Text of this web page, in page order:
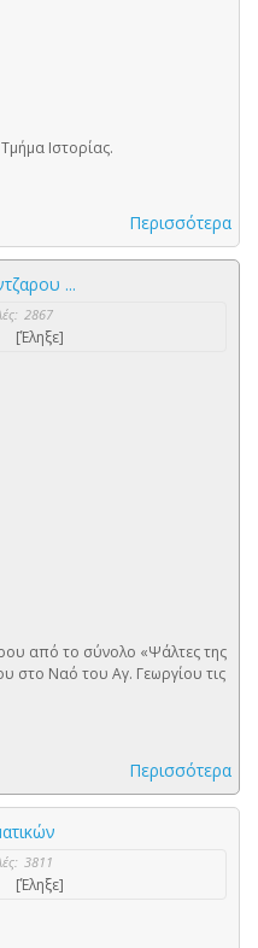
Ιστορίας.
Περισσότερα
...
2867
[Έληξε]
από το σύνολο «Ψάλτες της
στο Ναό του Αγ. Γεωργίου τις
Περισσότερα
3811
[Έληξε]